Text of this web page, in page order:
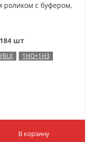
роликом с буфером,
шт
1НО+1НЗ
В корзину